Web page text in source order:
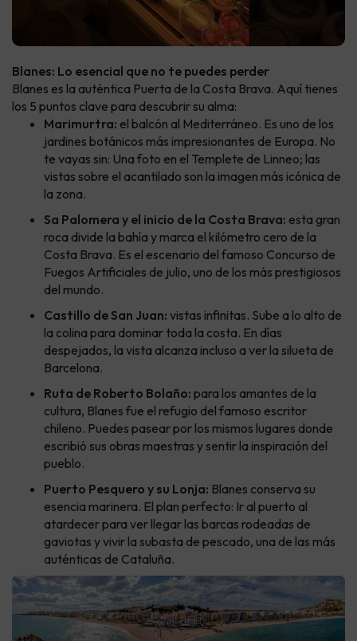
Blanes: Lo esencial que no te puedes perder
Blanes es la auténtica Puerta de la Costa Brava. Aquí tienes
los 5 puntos clave para descubrir su alma:
Marimurtra: el balcón al Mediterráneo. Es uno de los
jardines botánicos más impresionantes de Europa. No
te vayas sin: Una foto en el Templete de Linneo; las
vistas sobre el acantilado son la imagen más icónica de
la zona.
Sa Palomera y el inicio de la Costa Brava: esta gran
roca divide la bahía y marca el kilómetro cero de la
Costa Brava. Es el escenario del famoso Concurso de
Fuegos Artificiales de julio, uno de los más prestigiosos
del mundo.
Castillo de San Juan: vistas infinitas. Sube a lo alto de
la colina para dominar toda la costa. En días
despejados, la vista alcanza incluso a ver la silueta de
Barcelona.
Ruta de Roberto Bolaño: para los amantes de la
cultura, Blanes fue el refugio del famoso escritor
chileno. Puedes pasear por los mismos lugares donde
escribió sus obras maestras y sentir la inspiración del
pueblo.
Puerto Pesquero y su Lonja: Blanes conserva su
esencia marinera. El plan perfecto: Ir al puerto al
atardecer para ver llegar las barcas rodeadas de
gaviotas y vivir la subasta de pescado, una de las más
auténticas de Cataluña.